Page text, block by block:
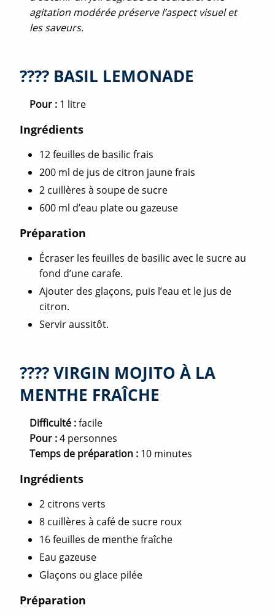
agitation modérée préserve l’aspect visuel et
les saveurs.
???? BASIL LEMONADE
Pour : 1 litre
Ingrédients
12 feuilles de basilic frais
200 ml de jus de citron jaune frais
2 cuillères à soupe de sucre
600 ml d’eau plate ou gazeuse
Préparation
Écraser les feuilles de basilic avec le sucre au
fond d’une carafe.
Ajouter des glaçons, puis l’eau et le jus de
citron.
Servir aussitôt.
???? VIRGIN MOJITO À LA
MENTHE FRAÎCHE
Difficulté :facile
Pour :4 personnes
Temps de préparation : 10 minutes
Ingrédients
2 citrons verts
8 cuillères à café de sucre roux
16 feuilles de menthe fraîche
Eau gazeuse
Glaçons ou glace pilée
Préparation